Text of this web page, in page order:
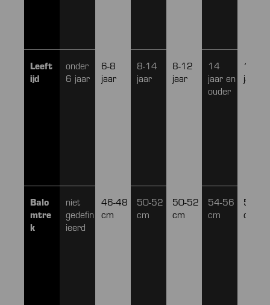
Leeft
ijd
Balo
mtre
k
onder
6 jaar
niet
gedefin
ieerd
6-8
jaar
46-48
cm
8-14
jaar
50-52
cm
8-12
jaar
50-52
cm
14
jaar en
ouder
54-56
cm
12-16
jaar
54-56
cm